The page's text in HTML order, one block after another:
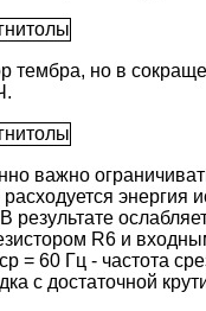
тембра, но в
важно
результате
R6 и
= 60 Гц - частота
с достаточной